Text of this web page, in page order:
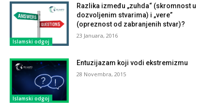
Islamski odgoj
Razlika između „zuhda“ (skromnost u
dozvoljenim stvarima) i „vere”
(opreznost od zabranjenih stvar)?
23 Januara, 2016
Islamski odgoj
Entuzijazam koji vodi ekstremizmu
28 Novembra, 2015